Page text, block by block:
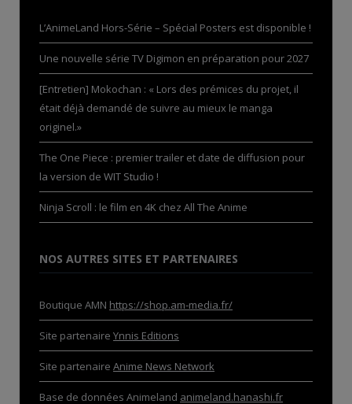
L’AnimeLand Hors-Série – Spécial Posters est disponible !
Une nouvelle série TV Digimon en préparation pour 2027
[Entretien] Mokochan : « Lors des prémices du projet, il
était déjà demandé de suivre au mieux le manga
originel.»
The One Piece : premier trailer et date de diffusion pour
la version de WIT Studio !
Ninja Scroll : le film en 4K chez All The Anime
NOS AUTRES SITES ET PARTENAIRES
Boutique AMN https://shop.am-media.fr/
Site partenaire Ynnis Editions
Site partenaire Anime News Network
Base de données Animeland animeland.hanashi.fr